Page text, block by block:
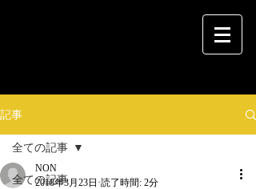
記事
全ての記事
全ての記事
NON
2018年3月23日 読了時間: 2分